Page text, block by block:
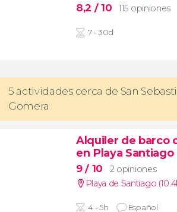
8,2 / 10 115 opiniones
7 - 30d
5 actividades cerca de San
Gomera
Alquiler de barco
en Playa Santiago
9/ 10
2 opiniones
Playa de Santiago
4 - 5h Español